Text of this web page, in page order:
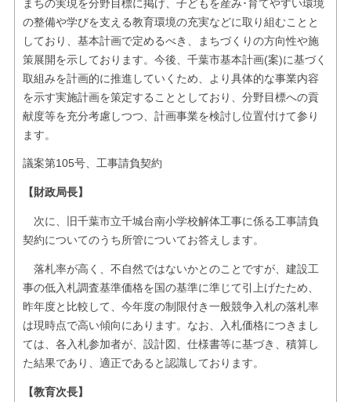
まちの実現を分野目標に掲げ、子どもを産み･育てやすい環境
の整備や学びを支える教育環境の充実などに取り組むことと
しており、基本計画で定めるべき、まちづくりの方向性や施
策展開を示しております。今後、千葉市基本計画(案)に基づく
取組みを計画的に推進していくため、より具体的な事業内容
を示す実施計画を策定することとしており、分野目標への貢
献度等を充分考慮しつつ、計画事業を検討し位置付けて参り
ます。
議案第105号、工事請負契約
【財政局長】
次に、旧千葉市立千城台南小学校解体工事に係る工事請負
契約についてのうち所管についてお答えします。
落札率が高く、不自然ではないかとのことですが、建設工
事の低入札調査基準価格を国の基準に準じて引上げたため、
昨年度と比較して、今年度の制限付き一般競争入札の落札率
は現時点で高い傾向にあります。なお、入札価格につきまし
ては、各入札参加者が、設計図、仕様書等に基づき、積算し
た結果であり、適正であると認識しております。
【教育次長】